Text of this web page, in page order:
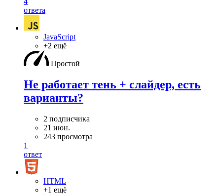
ответа
JavaScript
+2 ещё
Простой
Не работает тень + слайдер, есть
варианты?
2 подписчика
21 июн.
243 просмотра
1
ответ
HTML
+1 ещё